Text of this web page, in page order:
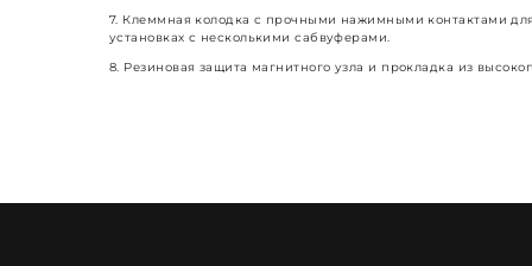
7. Клеммная колодка с прочными нажимными контактами
установках с несколькими сабвуферами.
8. Резиновая защита магнитного узла и прокладка из